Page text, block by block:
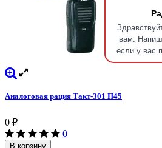
вам.
если у вас
Аналоговая рация Такт-301 П45
0 ₽
0
В корзину